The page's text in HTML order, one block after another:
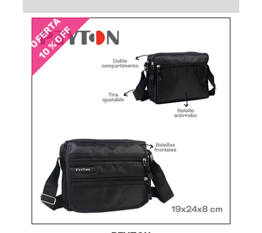
OFERTA
10 % OFF